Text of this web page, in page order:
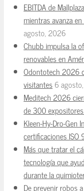
EBITDA de
mientras avanza
agosto, 2026
Chubb impulsa la
renovables en
Odontotech 2026
visitantes6
Meditech 2026
de 300
Kleen-Hy-Dro-Gen
certificaciones ISO
Más que tratar el
tecnología que
durante la
De prevenir robos